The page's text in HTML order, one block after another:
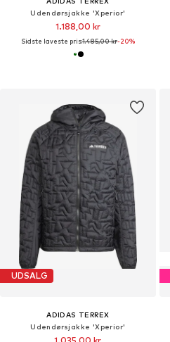
Udendørsjakke 'Xperior'
1.188,00 kr
Sidste laveste pris:1.485,00 kr-20%
UDSALG
ADIDAS TERREX
Udendørsjakke 'Xperior'